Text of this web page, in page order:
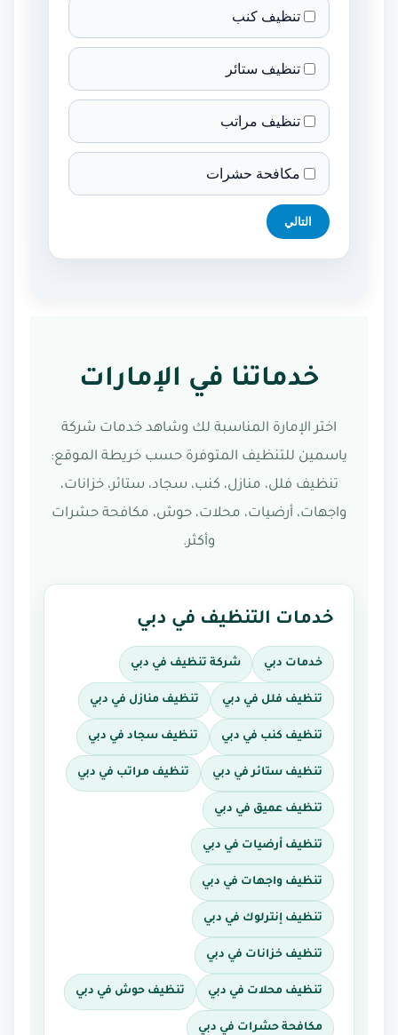
تنظيف كنب
تنظيف ستائر
تنظيف مراتب
مكافحة حشرات
التالي
خدماتنا في الإمارات
اختر الإمارة المناسبة لك وشاهد خدمات شركة
ياسمين للتنظيف المتوفرة حسب خريطة الموقع:
تنظيف فلل، منازل، كنب، سجاد، ستائر، خزانات،
واجهات، أرضيات، محلات، حوش، مكافحة حشرات
وأكثر.
خدمات التنظيف في دبي
خدمات دبي شركة تنظيف في دبي
تنظيف فلل في دبي تنظيف منازل في دبي
تنظيف كنب في دبي تنظيف سجاد في دبي
تنظيف ستائر في دبي تنظيف مراتب في دبي
تنظيف عميق في دبي
تنظيف أرضيات في دبي
تنظيف واجهات في دبي
تنظيف إنترلوك في دبي
تنظيف خزانات في دبي
تنظيف محلات في دبي تنظيف حوش في دبي
مكافحة حشرات في دبي